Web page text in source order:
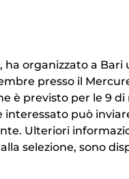
organizzato a
presso il
è previsto per le 9
interessato può
Ulteriori
selezione, sono